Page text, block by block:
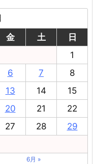
金 土
日
1
6 7
8
13 14
15
20 21
22
27 28
29
6月 »